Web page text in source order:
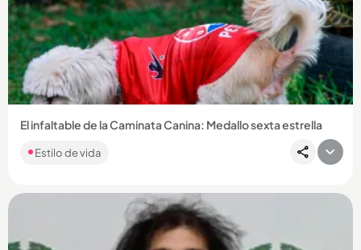
Compartir Noticia
El infaltable de la Caminata Canina: Medallo sexta estrella
Estilo de vida